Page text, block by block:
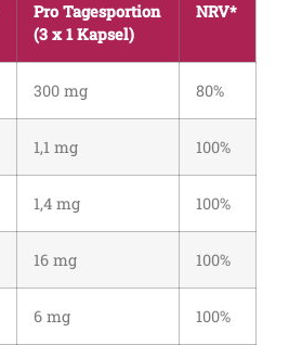
Pro Tagesportion
(3 x 1 Kapsel)
NRV*
300 mg 80%
1,1 mg 100%
1,4 mg 100%
16 mg 100%
6 mg 100%